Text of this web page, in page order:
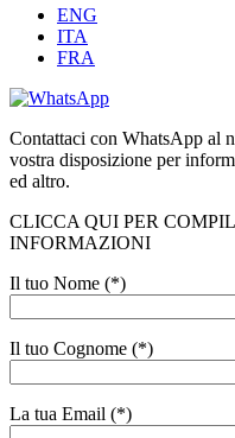
ENG
ITA
FRA
Contattaci con WhatsApp al
vostra disposizione per
ed altro.
CLICCA QUI PER
INFORMAZIONI
Il tuo Nome (*)
Il tuo Cognome (*)
La tua Email (*)